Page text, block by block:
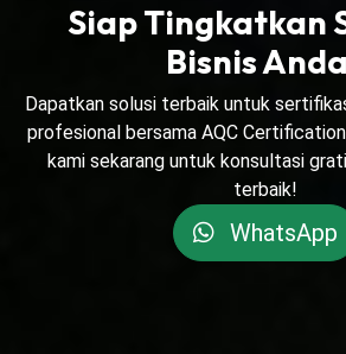
Siap Tingkatkan
Bisnis
Dapatkan solusi terbaik untuk
profesional bersama AQC
kami sekarang untuk konsultasi
terbaik!
WhatsApp